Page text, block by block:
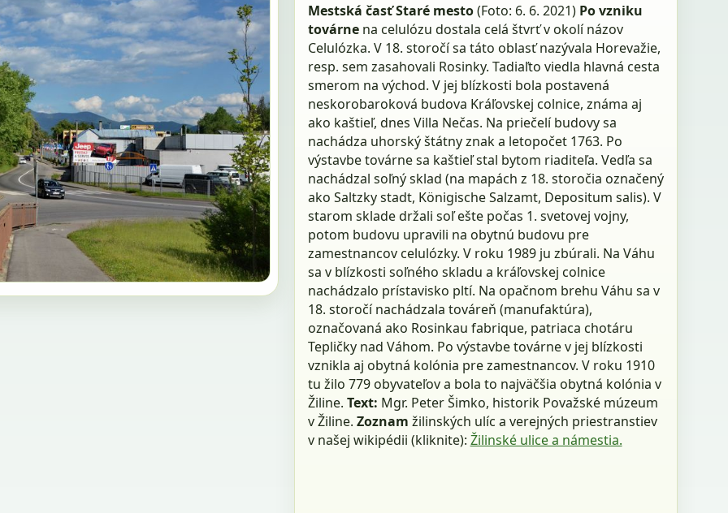
Mestská časť Staré mesto(Foto: 6. 6. 2021) Po vzniku
továrnena celulózu dostala celá štvrť v okolí názov
Celulózka. V 18. storočí sa táto oblasť nazývala Horevažie,
resp. sem zasahovali Rosinky. Tadiaľto viedla hlavná cesta
smerom na východ. V jej blízkosti bola postavená
neskorobaroková budova Kráľovskej colnice, známa aj
ako kaštieľ, dnes Villa Nečas. Na priečelí budovy sa
nachádza uhorský štátny znak a letopočet 1763. Po
výstavbe továrne sa kaštieľ stal bytom riaditeľa. Vedľa sa
nachádzal soľný sklad (na mapách z 18. storočia označený
ako Saltzky stadt, Königische Salzamt, Depositum salis). V
starom sklade držali soľ ešte počas 1. svetovej vojny,
potom budovu upravili na obytnú budovu pre
zamestnancov celulózky. V roku 1989 ju zbúrali. Na Váhu
sa v blízkosti soľného skladu a kráľovskej colnice
nachádzalo prístavisko pltí. Na opačnom brehu Váhu sa v
18. storočí nachádzala továreň (manufaktúra),
označovaná ako Rosinkau fabrique, patriaca chotáru
Tepličky nad Váhom. Po výstavbe továrne v jej blízkosti
vznikla aj obytná kolónia pre zamestnancov. V roku 1910
tu žilo 779 obyvateľov a bola to najväčšia obytná kolónia v
Žiline. Text: Mgr. Peter Šimko, historik Považské múzeum
v Žiline. Zoznam žilinských ulíc a verejných priestranstiev
v našej wikipédii (kliknite): Žilinské ulice a námestia.